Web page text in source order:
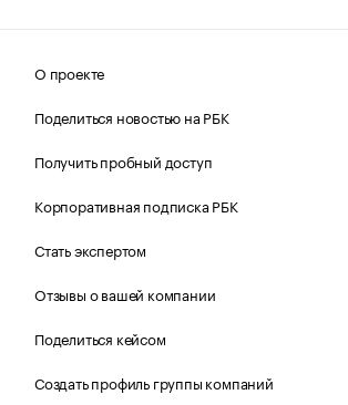
О проекте
Поделиться новостью на РБК
Получить пробный доступ
Корпоративная подписка РБК
Стать экспертом
Отзывы о вашей компании
Поделиться кейсом
Создать профиль группы компаний